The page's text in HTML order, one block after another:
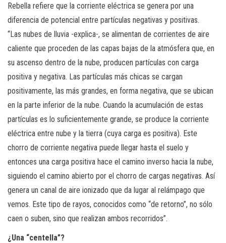
Rebella refiere que la corriente eléctrica se genera por una
diferencia de potencial entre partículas negativas y positivas.
“Las nubes de lluvia -explica-, se alimentan de corrientes de aire
caliente que proceden de las capas bajas de la atmósfera que, en
su ascenso dentro de la nube, producen partículas con carga
positiva y negativa. Las partículas más chicas se cargan
positivamente, las más grandes, en forma negativa, que se ubican
en la parte inferior de la nube. Cuando la acumulación de estas
partículas es lo suficientemente grande, se produce la corriente
eléctrica entre nube y la tierra (cuya carga es positiva). Este
chorro de corriente negativa puede llegar hasta el suelo y
entonces una carga positiva hace el camino inverso hacia la nube,
siguiendo el camino abierto por el chorro de cargas negativas. Así
genera un canal de aire ionizado que da lugar al relámpago que
vemos. Este tipo de rayos, conocidos como “de retorno”, no sólo
caen o suben, sino que realizan ambos recorridos”.
¿Una “centella”?